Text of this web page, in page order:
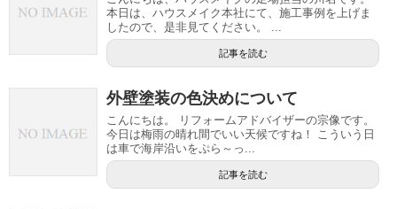
本日は、ハウスメイク本社にて、施工事例を上げま
したので、是非見てください。 ...
記事を読む
外壁塗装の色決めについて
こんにちは。 リフォームアドバイザーの宗像です。
今日は梅雨の晴れ間でいい天候ですね！ こういう日
は車で海岸沿いをぷら～っ...
記事を読む